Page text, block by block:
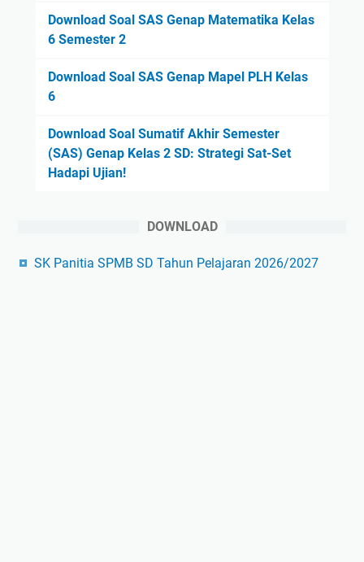
Download Soal SAS Genap Matematika Kelas
6 Semester 2
Download Soal SAS Genap Mapel PLH Kelas
6
Download Soal Sumatif Akhir Semester
(SAS) Genap Kelas 2 SD: Strategi Sat-Set
Hadapi Ujian!
DOWNLOAD
SK Panitia SPMB SD Tahun Pelajaran 2026/2027